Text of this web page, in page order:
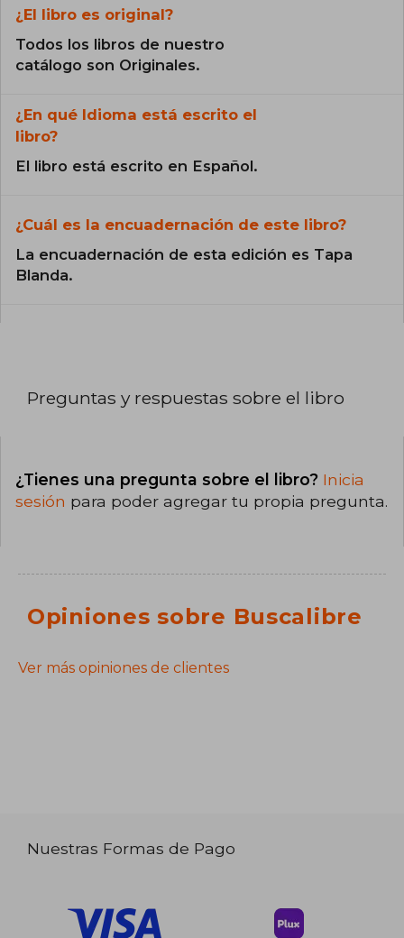
¿El libro es original?
Todos los libros de nuestro
catálogo son Originales.
¿En qué Idioma está escrito el
libro?
El libro está escrito en Español.
¿Cuál es la encuadernación de este libro?
La encuadernación de esta edición es Tapa
Blanda.
Preguntas y respuestas sobre el libro
¿Tienes una pregunta sobre el libro? Inicia
sesión para poder agregar tu propia pregunta.
Opiniones sobre Buscalibre
Ver más opiniones de clientes
Nuestras Formas de Pago